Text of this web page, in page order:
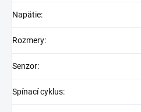
Napätie:
Rozmery:
Senzor:
Spínací cyklus: